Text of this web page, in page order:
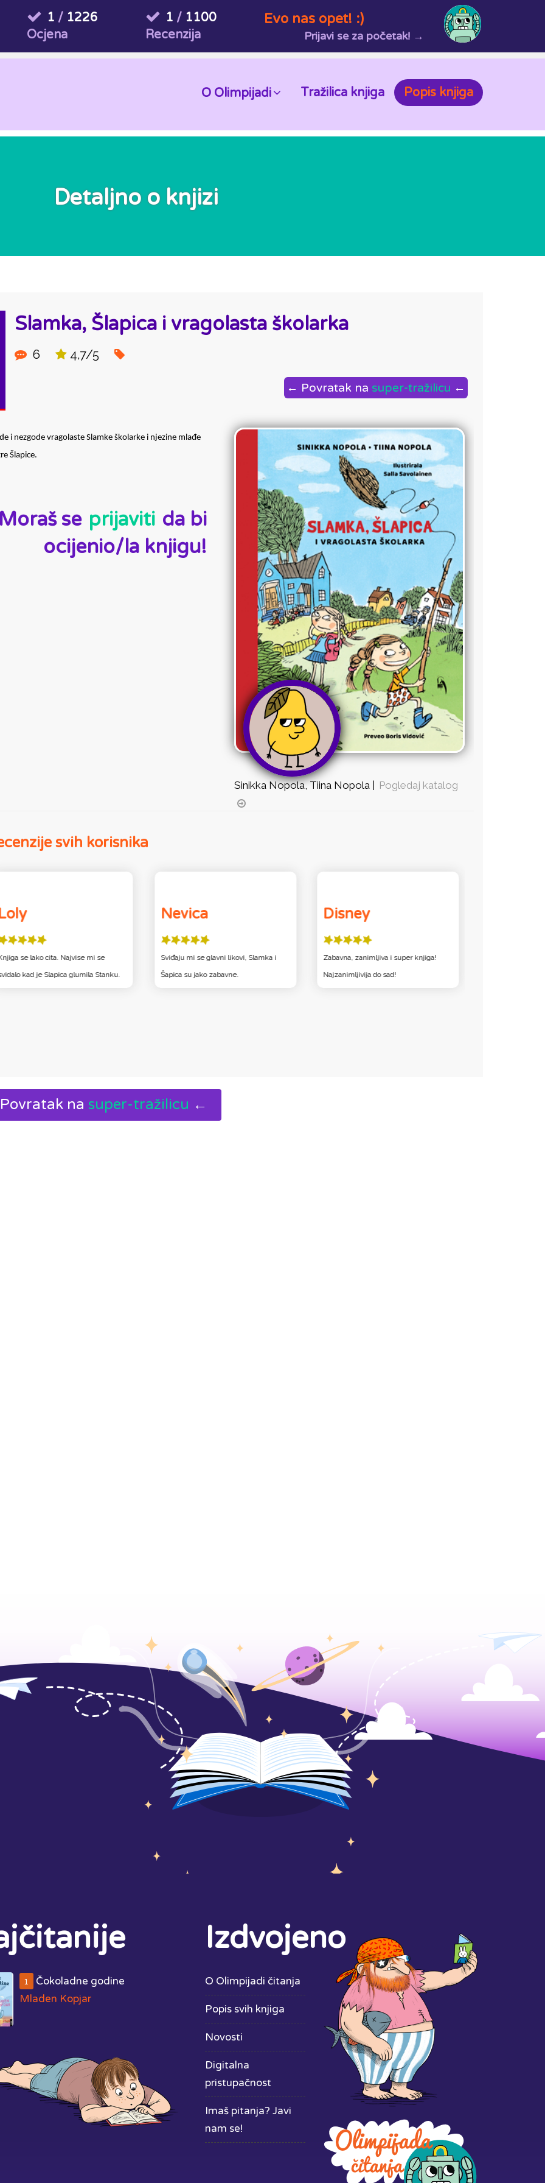
1 / 1226
Ocjena
1 / 1100
Recenzija
Evo nas opet! :)
Prijavi se za početak! →
O Olimpijadi Tražilica knjiga Popis knjiga
Detaljno o knjizi
Slamka, Šlapica i vragolasta školarka
6 4,7/5
← Povratak na super-tražilicu ←
i nezgode vragolaste Slamke školarke i njezine mlađe
Šlapice.
se prijaviti da bi
ocijenio/la knjigu!
Sinikka Nopola, Tiina Nopola | Pogledaj katalog
svih korisnika
se lako cita. Najvise mi se
kad je Slapica glumila Stanku.
Nevica
Sviđaju mi se glavni likovi, Slamka i
Šapica su jako zabavne.
Disney
Zabavna, zanimljiva i super knjiga!
Najzanimljivija do sad!
na super-tražilicu ←
1
Čokoladne godine
Mladen Kopjar
Izdvojeno
O Olimpijadi čitanja
Popis svih knjiga
Novosti
Digitalna
pristupačnost
Imaš pitanja? Javi
nam se!